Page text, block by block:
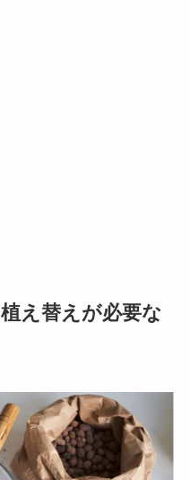
え替えが必要な